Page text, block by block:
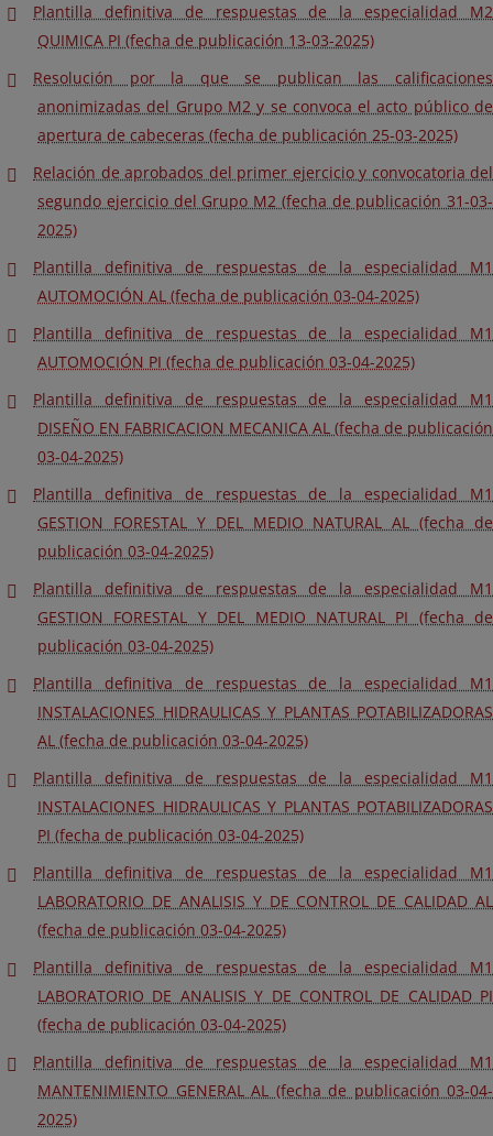
Plantilla definitiva de respuestas de la especialidad M2
QUIMICA PI (fecha de publicación 13-03-2025)
Resolución por la que se publican las calificaciones
anonimizadas del Grupo M2 y se convoca el acto público de
apertura de cabeceras (fecha de publicación 25-03-2025)
Relación de aprobados del primer ejercicio y convocatoria del
segundo ejercicio del Grupo M2 (fecha de publicación 31-03-
2025)
Plantilla definitiva de respuestas de la especialidad M1
AUTOMOCIÓN AL (fecha de publicación 03-04-2025)
Plantilla definitiva de respuestas de la especialidad M1
AUTOMOCIÓN PI (fecha de publicación 03-04-2025)
Plantilla definitiva de respuestas de la especialidad M1
DISEÑO EN FABRICACION MECANICA AL (fecha de publicación
03-04-2025)
Plantilla definitiva de respuestas de la especialidad M1
GESTION FORESTAL Y DEL MEDIO NATURAL AL (fecha de
publicación 03-04-2025)
Plantilla definitiva de respuestas de la especialidad M1
GESTION FORESTAL Y DEL MEDIO NATURAL PI (fecha de
publicación 03-04-2025)
Plantilla definitiva de respuestas de la especialidad M1
INSTALACIONES HIDRAULICAS Y PLANTAS POTABILIZADORAS
AL (fecha de publicación 03-04-2025)
Plantilla definitiva de respuestas de la especialidad M1
INSTALACIONES HIDRAULICAS Y PLANTAS POTABILIZADORAS
PI (fecha de publicación 03-04-2025)
Plantilla definitiva de respuestas de la especialidad M1
LABORATORIO DE ANALISIS Y DE CONTROL DE CALIDAD AL
(fecha de publicación 03-04-2025)
Plantilla definitiva de respuestas de la especialidad M1
LABORATORIO DE ANALISIS Y DE CONTROL DE CALIDAD PI
(fecha de publicación 03-04-2025)
Plantilla definitiva de respuestas de la especialidad M1
MANTENIMIENTO GENERAL AL (fecha de publicación 03-04-
2025)